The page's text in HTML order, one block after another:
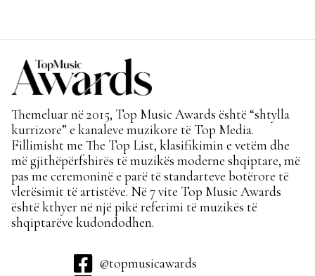
Themeluar në 2015, Top Music Awards është “shtylla
kurrizore” e kanaleve muzikore të Top Media.
Fillimisht me The Top List, klasifikimin e vetëm dhe
më gjithëpërfshirës të muzikës moderne shqiptare, më
pas me ceremoninë e parë të standarteve botërore të
vlerësimit të artistëve. Në 7 vite Top Music Awards
është kthyer në një pikë referimi të muzikës të
shqiptarëve kudondodhen.
@topmusicawards